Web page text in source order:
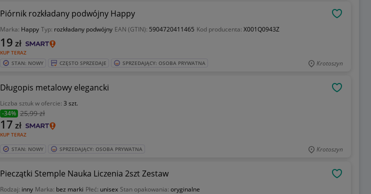
Piórnik rozkładany podwójny Happy
Marka: Happy Typ: rozkładany podwójny EAN (GTIN): 5904720411465 Kod producenta: X001Q0943Z
KUP TERAZ
19 zł
STAN: NOWY CZĘSTO SPRZEDAJE SPRZEDAJĄCY: OSOBA PRYWATNA Krotoszyn
Długopis metalowy elegancki
Liczba sztuk w ofercie: 3 szt.
-34% 25,99 zł
KUP TERAZ
17 zł
STAN: NOWY SPRZEDAJĄCY: OSOBA PRYWATNA Krotoszyn
Pieczątki Stemple Nauka Liczenia 2szt Zestaw
Rodzaj: inny Marka: bez marki Płeć: unisex Stan opakowania: oryginalne